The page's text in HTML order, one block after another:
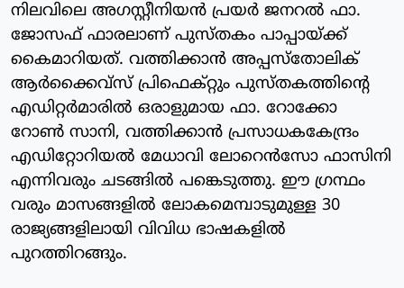
നിലവിലെ അഗസ്റ്റീനിയന്‍ പ്രയര്‍ ജനറല്‍ ഫാ.
ജോസഫ് ഫാരലാണ് പുസ്തകം പാപ്പായ്ക്ക്
കൈമാറിയത്. വത്തിക്കാന്‍ അപ്പസ്‌തോലിക്
ആര്‍ക്കൈവ്‌സ് പ്രിഫെക്റ്റും പുസ്തകത്തിന്റെ
എഡിറ്റര്‍മാരില്‍ ഒരാളുമായ ഫാ. റോക്കോ
റോൺ സാനി, വത്തിക്കാന്‍ പ്രസാധകകേന്ദ്രം
എഡിറ്റോറിയല്‍ മേധാവി ലോറെന്‍സോ ഫാസിനി
എന്നിവരും ചടങ്ങില്‍ പങ്കെടുത്തു. ഈ ഗ്രന്ഥം
വരും മാസങ്ങളില്‍ ലോകമെമ്പാടുമുള്ള 30
രാജ്യങ്ങളിലായി വിവിധ ഭാഷകളില്‍
പുറത്തിറങ്ങും.